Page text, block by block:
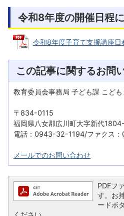
令和8年度の開催日程
令和8年度子育て支援講座
この記事に関するお問
教育委員会事務局 子ども課 こど
〒834-0115
福岡県八女郡広川町大字新代
電話：0943-32-1194/ファクス
メールでのお問い合わせ
PDFフ
す。お
ードボ
ください。